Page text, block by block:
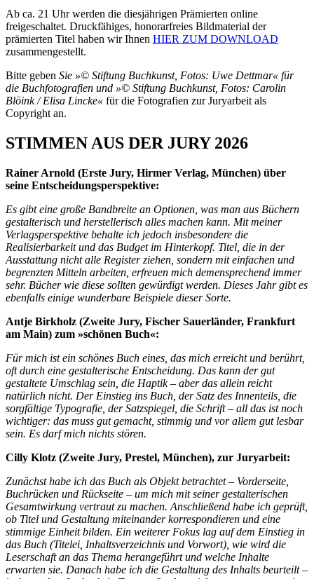
Ab ca. 21 Uhr werden die diesjährigen Prämierten online
freigeschaltet. Druckfähiges, honorarfreies Bildmaterial der
prämierten Titel haben wir Ihnen HIER ZUM DOWNLOAD
zusammengestellt.
Bitte geben Sie »© Stiftung Buchkunst, Fotos: Uwe Dettmar« für
die Buchfotografien und »© Stiftung Buchkunst, Fotos: Carolin
Blöink / Elisa Lincke« für die Fotografien zur Juryarbeit als
Copyright an.
STIMMEN AUS DER JURY 2026
Rainer Arnold (Erste Jury, Hirmer Verlag, München) über
seine Entscheidungsperspektive:
Es gibt eine große Bandbreite an Optionen, was man aus Büchern
gestalterisch und herstellerisch alles machen kann. Mit meiner
Verlagsperspektive behalte ich jedoch insbesondere die
Realisierbarkeit und das Budget im Hinterkopf. Titel, die in der
Ausstattung nicht alle Register ziehen, sondern mit einfachen und
begrenzten Mitteln arbeiten, erfreuen mich demensprechend immer
sehr. Bücher wie diese sollten gewürdigt werden. Dieses Jahr gibt es
ebenfalls einige wunderbare Beispiele dieser Sorte.
Antje Birkholz (Zweite Jury, Fischer Sauerländer, Frankfurt
am Main) zum »schönen Buch«:
Für mich ist ein schönes Buch eines, das mich erreicht und berührt,
oft durch eine gestalterische Entscheidung. Das kann der gut
gestaltete Umschlag sein, die Haptik – aber das allein reicht
natürlich nicht. Der Einstieg ins Buch, der Satz des Innenteils, die
sorgfältige Typografie, der Satzspiegel, die Schrift – all das ist noch
wichtiger: das muss gut gemacht, stimmig und vor allem gut lesbar
sein. Es darf mich nichts stören.
Cilly Klotz (Zweite Jury, Prestel, München), zur Juryarbeit:
Zunächst habe ich das Buch als Objekt betrachtet – Vorderseite,
Buchrücken und Rückseite – um mich mit seiner gestalterischen
Gesamtwirkung vertraut zu machen. Anschließend habe ich geprüft,
ob Titel und Gestaltung miteinander korrespondieren und eine
stimmige Einheit bilden. Ein weiterer Fokus lag auf dem Einstieg in
das Buch (Titelei, Inhaltsverzeichnis und Vorwort), wie wird die
Leserschaft an das Thema herangeführt und welche Inhalte
erwarten sie. Danach habe ich die Gestaltung des Inhalts beurteilt –